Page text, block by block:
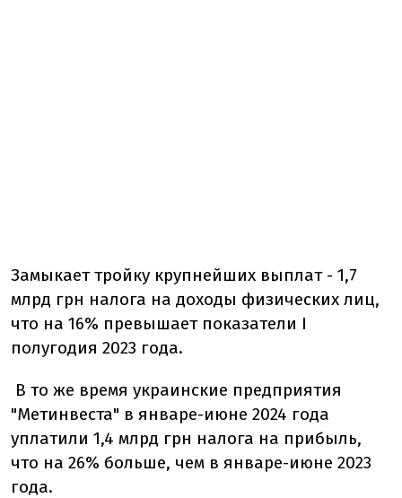
Замыкает тройку крупнейших выплат - 1,7
млрд грн налога на доходы физических лиц,
что на 16% превышает показатели I
полугодия 2023 года.
В то же время украинские предприятия
"Метинвеста" в январе-июне 2024 года
уплатили 1,4 млрд грн налога на прибыль,
что на 26% больше, чем в январе-июне 2023
года.